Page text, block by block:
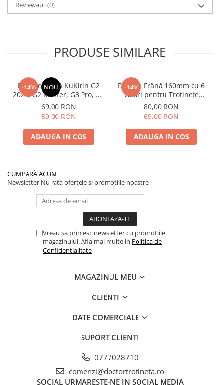
Review-uri(0)
PRODUSE SIMILARE
-14% NOU
Plăcuțe Frână KuKirin G2
2025, G2 Master, G3 Pro, G4
– Set 2 Bucăți (Față sau
Spate) Premium
69,00 RON
59,00 RON
ADAUGA IN COS
-14%
Disc de Frână 160mm cu 6
Găuri pentru Trotinete
Electrice KuKirin G4 (Model
2025) și KuKirin G2 –
Performanță Premium
80,00 RON
69,00 RON
ADAUGA IN COS
CUMPĂRĂ ACUM
Newsletter Nu rata ofertele si promotiile noastre
Vreau sa primesc newsletter cu promotiile
magazinului. Afla mai multe in Politica de
Confidentialitate
MAGAZINUL MEU
CLIENTI
DATE COMERCIALE
SUPORT CLIENTI
0777028710
comenzi@doctortrotineta.ro
SOCIAL URMARESTE-NE IN SOCIAL MEDIA